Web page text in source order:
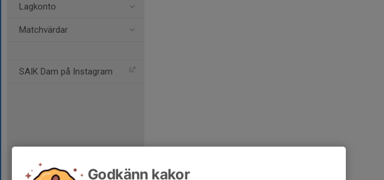
Lagkonto
Matchvärdar
SAIK Dam på Instagram
Godkänn kakor